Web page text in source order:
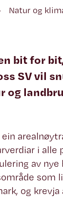
Natur og
bit for
SV vil
og
i alle
av
som
og